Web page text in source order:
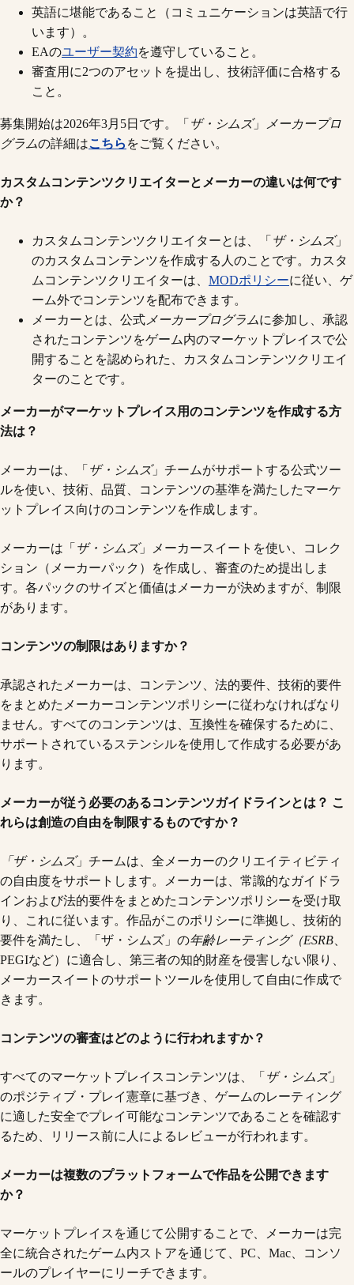
英語に堪能であること（コミュニケーションは英語で行
います）。
EAのユーザー契約を遵守していること。
審査用に2つのアセットを提出し、技術評価に合格する
こと。
募集開始は2026年3月5日です。「 ザ・シムズ」
メーカープロ
グラムの詳細はこちら をご覧ください。
カスタムコンテンツクリエイターとメーカーの違いは何です
か？
カスタムコンテンツクリエイターとは、「 ザ・シムズ」
のカスタムコンテンツを作成する人のことです。カスタ
ムコンテンツクリエイターは、 MODポリシーに従い、ゲ
ーム外でコンテンツを配布できます。
メーカーとは、公式 メーカープログラムに参加し、承認
されたコンテンツをゲーム内のマーケットプレイスで公
開することを認められた、カスタムコンテンツクリエイ
ターのことです。
メーカーがマーケットプレイス用のコンテンツを作成する方
法は？
メーカーは、「 ザ・シムズ」チームがサポートする公式ツー
ルを使い、技術、品質、コンテンツの基準を満たしたマーケ
ットプレイス向けのコンテンツを作成します。
メーカーは「 ザ・シムズ」メーカースイートを使い、コレク
ション（メーカーパック）を作成し、審査のため提出しま
す。各パックのサイズと価値はメーカーが決めますが、制限
があります。
コンテンツの制限はありますか？
承認されたメーカーは、コンテンツ、法的要件、技術的要件
をまとめたメーカーコンテンツポリシーに従わなければなり
ません。すべてのコンテンツは、互換性を確保するために、
サポートされているステンシルを使用して作成する必要があ
ります。
メーカーが従う必要のあるコンテンツガイドラインとは？ こ
れらは創造の自由を制限するものですか？
「ザ・シムズ」チームは、全メーカーのクリエイティビティ
の自由度をサポートします。メーカーは、常識的なガイドラ
インおよび法的要件をまとめたコンテンツポリシーを受け取
り、これに従います。作品がこのポリシーに準拠し、技術的
要件を満たし、「ザ・シムズ」の年齢レーティング（ESRB
PEGIなど）に適合し、第三者の知的財産を侵害しない限り、
メーカースイートのサポートツールを使用して自由に作成で
きます。
コンテンツの審査はどのように行われますか？
すべてのマーケットプレイスコンテンツは、「 ザ・シムズ」
のポジティブ・プレイ憲章に基づき、ゲームのレーティング
に適した安全でプレイ可能なコンテンツであることを確認す
るため、リリース前に人によるレビューが行われます。
メーカーは複数のプラットフォームで作品を公開できます
か？
マーケットプレイスを通じて公開することで、メーカーは完
全に統合されたゲーム内ストアを通じて、PC、Mac、コンソ
ールのプレイヤーにリーチできます。